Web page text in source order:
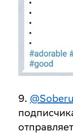
9.